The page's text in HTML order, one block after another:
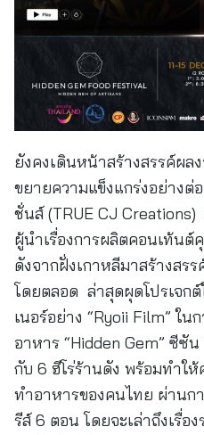
ยังคงเดินหน้าสร้างสรรค์ผ
ขยายความแข็งแกร่งอย่างต่
ชั่นส์ (TRUE CJ
ผู้นำเรื่องการผลิตคอนเท้น
ดังจากฝั่งเกาหลีมาสร้างสร
โดยตลอด ล่าสุดผุดโปรเจก
เนอร์อย่าง “Ryoii Film” ใน
อาหาร “Hidden Gem” ซีซั
กับ 6 ฮีโร่ร้านดัง พร้อมทำใ
ทำอาหารของคนไทย ผ่านก
รีส์ 6 ตอน โดยจะเล่าถึงเรื่อ